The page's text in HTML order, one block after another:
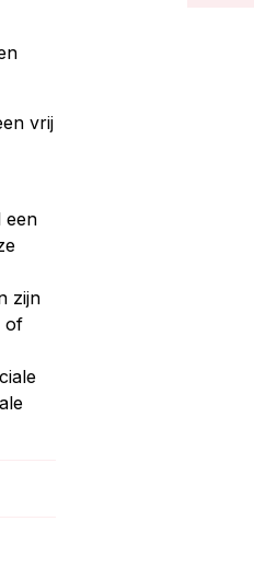
vrij
een
zijn
of